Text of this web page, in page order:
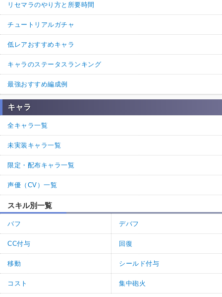
リセマラのやり方と所要時間
チュートリアルガチャ
低レアおすすめキャラ
キャラのステータスランキング
最強おすすめ編成例
キャラ
全キャラ一覧
未実装キャラ一覧
限定・配布キャラ一覧
声優（CV）一覧
スキル別一覧
バフ デバフ
CC付与 回復
移動 シールド付与
コスト 集中砲火